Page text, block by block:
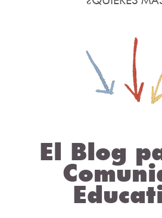
El Blog